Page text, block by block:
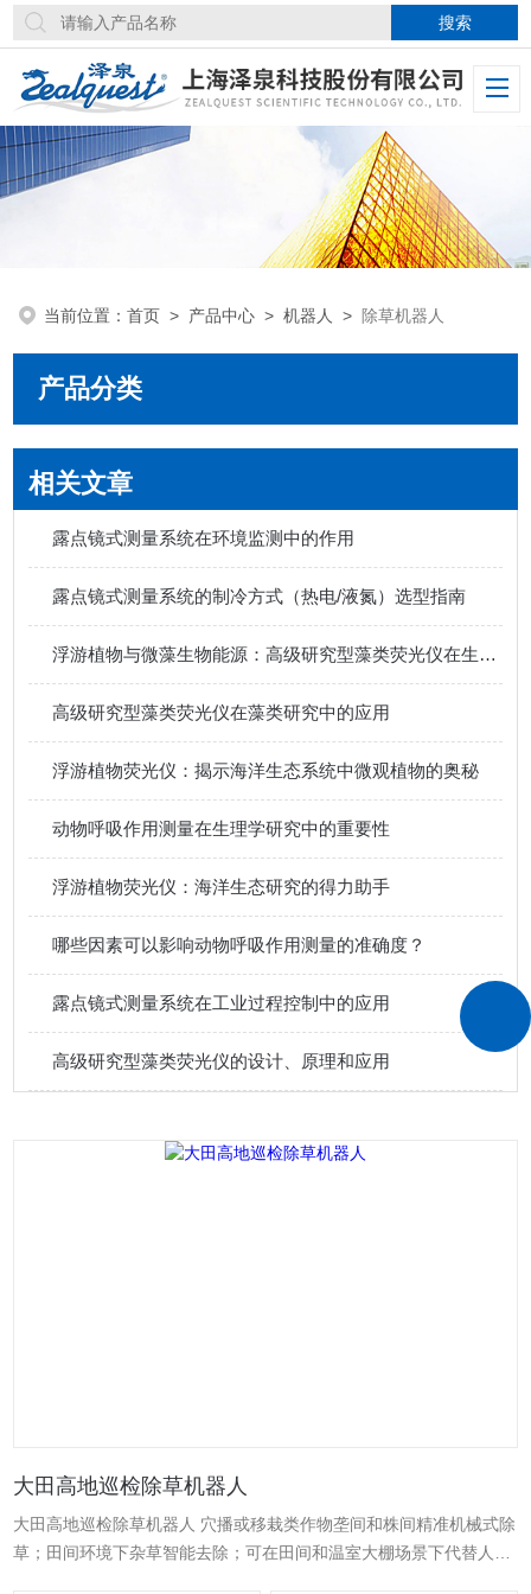
当前位置：首页 > 产品中心 >机器人 >除草机器人
产品分类
相关文章
露点镜式测量系统在环境监测中的作用
露点镜式测量系统的制冷方式（热电/液氮）选型指南
浮游植物与微藻生物能源：高级研究型藻类荧光仪在生物燃料开发中的价值
高级研究型藻类荧光仪在藻类研究中的应用
浮游植物荧光仪：揭示海洋生态系统中微观植物的奥秘
动物呼吸作用测量在生理学研究中的重要性
浮游植物荧光仪：海洋生态研究的得力助手
哪些因素可以影响动物呼吸作用测量的准确度？
露点镜式测量系统在工业过程控制中的应用
高级研究型藻类荧光仪的设计、原理和应用
大田高地巡检除草机器人
大田高地巡检除草机器人 穴播或移栽类作物垄间和株间精准机械式除
草；田间环境下杂草智能去除；可在田间和温室大棚场景下代替人工